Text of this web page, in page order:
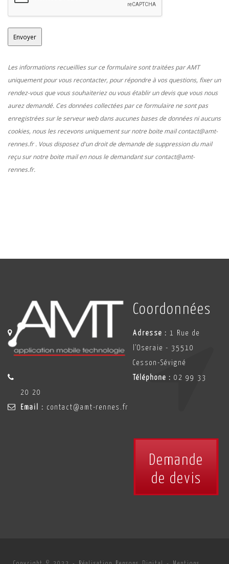
Les informations recueillies sur ce formulaire sont traitées par AMT
uniquement pour vous recontacter, pour répondre à vos questions, fixer un
rendez-vous que vous souhaiteriez ou vous établir un devis que vous nous
aurez demandé. Ces données collectées par ce formulaire ne sont pas
enregistrées sur le serveur web dans aucunes bases de données ni aucuns
cookies, nous les recevons uniquement sur notre boite mail contact@amt-
rennes.fr . Vous disposez d'un droit de demande de suppression du mail
reçu sur notre boite mail en nous le demandant sur contact@amt-
rennes.fr.
Coordonnées
Adresse : 1 Rue de
l'Oseraie - 35510
Cesson-Sévigné
Téléphone : 02 99 33
20 20
Email : contact@amt-rennes.fr
Demande
de devis